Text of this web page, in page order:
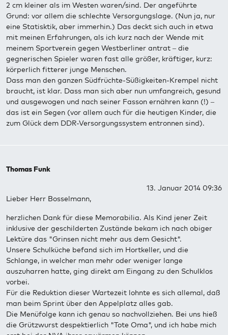
2 cm kleiner als im Westen waren/sind. Der angeführte
Grund: vor allem die schlechte Versorgungslage. (Nun ja, nur
eine Statisktik, aber immerhin.) Das deckt sich auch in etwa
mit meinen Erfahrungen, als ich kurz nach der Wende mit
meinem Sportverein gegen Westberliner antrat – die
gegnerischen Spieler waren fast alle größer, kräftiger, kurz:
körperlich fitterer junge Menschen.
Dass man den ganzen Südfrüchte-Süßigkeiten-Krempel nicht
braucht, ist klar. Dass man sich aber nun umfangreich, gesund
und ausgewogen und nach seiner Fasson ernähren kann (!) –
das ist ein Segen (vor allem auch für die heutigen Kinder, die
zum Glück dem DDR-Versorgungssystem entronnen sind).
Thomas Funk
13. Januar 2014 09:36
Lieber Herr Bosselmann,
herzlichen Dank für diese Memorabilia. Als Kind jener Zeit
inklusive der geschilderten Zustände bekam ich nach obiger
Lektüre das "Grinsen nicht mehr aus dem Gesicht".
Unsere Schulküche befand sich im Hortkeller, und die
Schlange, in welcher man mehr oder weniger lange
auszuharren hatte, ging direkt am Eingang zu den Schulklos
vorbei.
Für die Reduktion dieser Wartezeit lohnte es sich allemal, daß
man beim Sprint über den Appelplatz alles gab.
Die Menüfolge kann ich genau so nachvollziehen. Bei uns hieß
die Grützwurst despektierlich "Tote Oma", und ich habe mich